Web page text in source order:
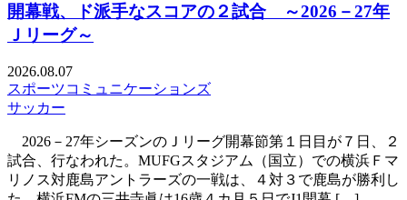
開幕戦、ド派手なスコアの２試合 ～2026－27年
Ｊリーグ～
2026.08.07
スポーツコミュニケーションズ
サッカー
2026－27年シーズンのＪリーグ開幕節第１日目が７日、２
試合、行なわれた。MUFGスタジアム（国立）での横浜Ｆマ
リノス対鹿島アントラーズの一戦は、４対３で鹿島が勝利し